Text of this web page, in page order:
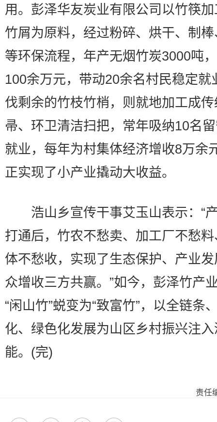
用。彭泽华友炭业有限公司以竹筷
竹屑为原料，经过粉碎、烘干、制
等环保流程，年产无烟竹炭3000吨
100余万元，带动20余名村民稳定就
伐剩余的竹枝竹梢，则就地加工成
帚、环卫清洁扫把，常年吸纳10名
就业，每年为村集体经济增收8万余
正实现了小产业撬动大收益。
浩山乡宣传干事艾玉山表示：“
打通后，竹农不愁卖、加工厂不愁
体不愁收，实现了生态保护、产业
众增收三方共赢。”如今，彭泽竹产
“闲山竹”蜕变为“致富竹”，以全链条
化、绿色化发展为山区乡村振兴注
能。(完)
责任